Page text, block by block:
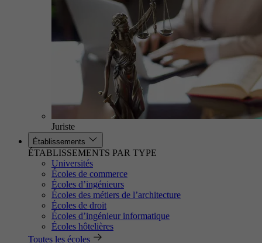
Juriste
Établissements
ÉTABLISSEMENTS PAR TYPE
Universités
Écoles de commerce
Écoles d’ingénieurs
Écoles des métiers de l’architecture
Écoles de droit
Écoles d’ingénieur informatique
Écoles hôtelières
Toutes les écoles